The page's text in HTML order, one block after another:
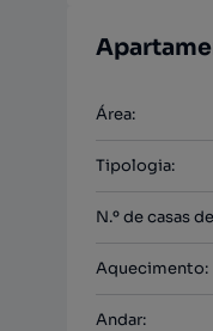
Área:
Tipologia:
N.º de casas
Aquecimento:
Andar: